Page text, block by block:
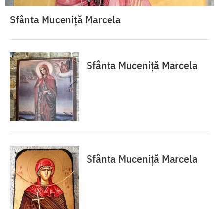
Sfânta Muceniță Marcela
Sfânta Muceniță Marcela
Sfânta Muceniță Marcela